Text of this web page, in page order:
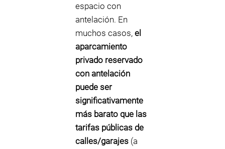
espacio con
antelación. En
muchos casos, el
aparcamiento
privado reservado
con antelación
puede ser
significativamente
más barato que las
tarifas públicas de
calles/garajes (a